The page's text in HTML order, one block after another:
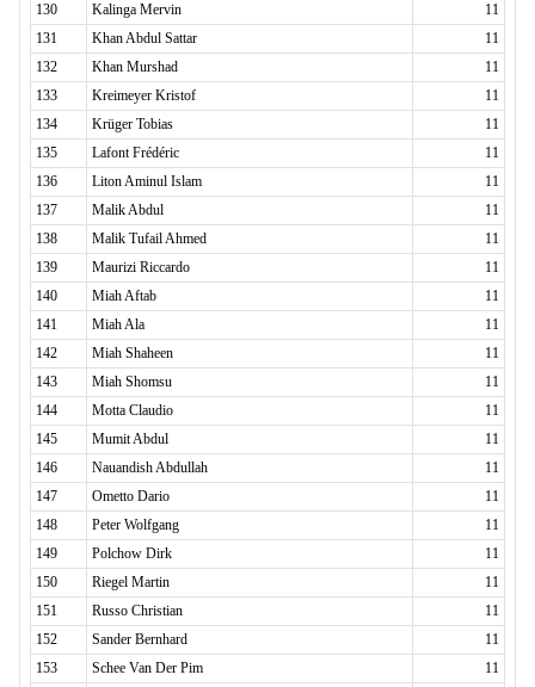
130
Kalinga Mervin
11
131
Khan Abdul Sattar
11
132
Khan Murshad
11
133
Kreimeyer Kristof
11
134
Krüger Tobias
11
135
Lafont Frédéric
11
136
Liton Aminul Islam
11
137
Malik Abdul
11
138
Malik Tufail Ahmed
11
139
Maurizi Riccardo
11
140
Miah Aftab
11
141
Miah Ala
11
142
Miah Shaheen
11
143
Miah Shomsu
11
144
Motta Claudio
11
145
Mumit Abdul
11
146
Nauandish Abdullah
11
147
Ometto Dario
11
148
Peter Wolfgang
11
149
Polchow Dirk
11
150
Riegel Martin
11
151
Russo Christian
11
152
Sander Bernhard
11
153
Schee Van Der Pim
11